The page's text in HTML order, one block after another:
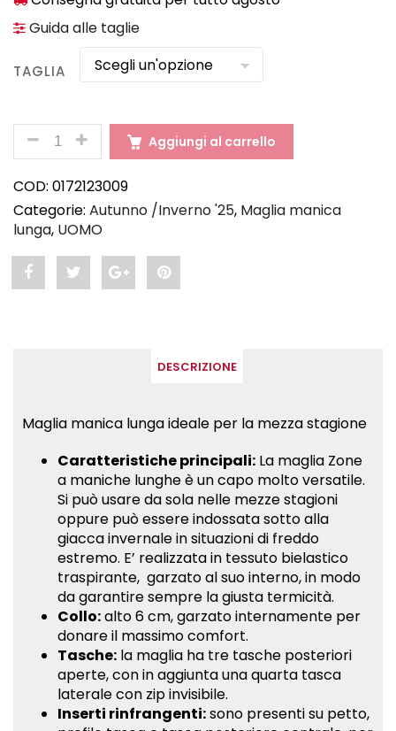
Guida alle taglie
TAGLIA
QUANTITÀ Aggiungi al carrello
COD: 0172123009
Categorie: Autunno /Inverno '25, Maglia manica
lunga, UOMO
Share
Marrakech/Grigio"
Facebook
Post
lunga
Marrakech/Grigio"
on
Twitter
Share
Maglia
Marrakech/Grigio"
on
Google
Plus
Pin
Maglia
Marrakech/Grigio"
on
Pinterest
DESCRIZIONE
Maglia manica lunga ideale per la mezza stagione
Caratteristiche principali: La maglia Zone
a maniche lunghe è un capo molto versatile.
Si può usare da sola nelle mezze stagioni
oppure può essere indossata sotto alla
giacca invernale in situazioni di freddo
estremo. E’ realizzata in tessuto bielastico
traspirante, garzato al suo interno, in modo
da garantire sempre la giusta termicità.
Collo:alto 6 cm, garzato internamente per
donare il massimo comfort.
Tasche: la maglia ha tre tasche posteriori
aperte, con in aggiunta una quarta tasca
laterale con zip invisibile.
Inserti rinfrangenti:sono presenti su petto,